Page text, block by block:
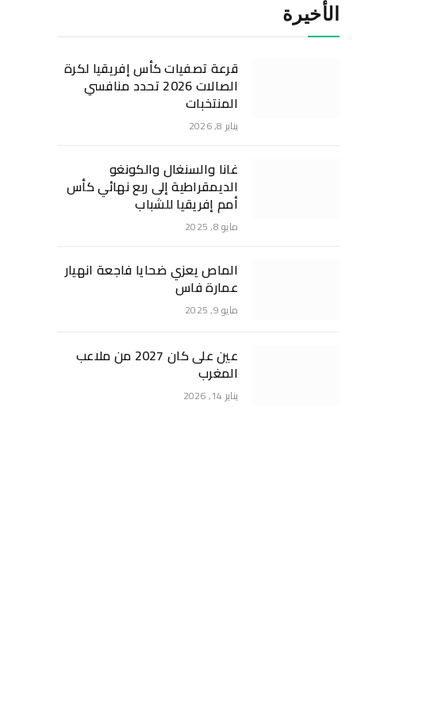
الأخيرة
قرعة تصفيات كأس إفريقيا لكرة
الصالات 2026 تحدد منافسي
المنتخبات
يناير 8, 2026
غانا والسنغال والكونغو
الديمقراطية إلى ربع نهائي كأس
أمم إفريقيا للشباب
مايو 8, 2025
الماص يعزي ضحايا فاجعة انهيار
عمارة فاس
مايو 9, 2025
عين على كان 2027 من ملاعب
المغرب
يناير 14, 2026